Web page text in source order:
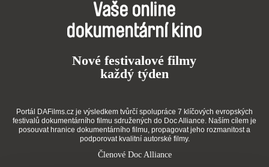
Vaše online
dokumentární kino
Nové festivalové filmy
každý týden
Portál DAFilms.cz je výsledkem tvůrčí spolupráce 7 klíčových evropských
festivalů dokumentárního filmu sdružených do Doc Alliance. Naším cílem je
posouvat hranice dokumentárního filmu, propagovat jeho rozmanitost a
podporovat kvalitní autorské filmy.
Členové Doc Alliance